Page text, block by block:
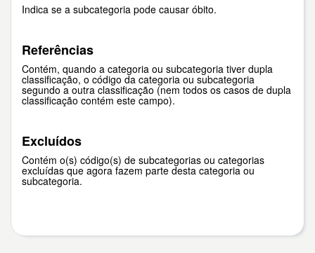
Indica se a subcategoria pode causar óbito.
Referências
Contém, quando a categoria ou subcategoria tiver dupla
classificação, o código da categoria ou subcategoria
segundo a outra classificação (nem todos os casos de dupla
classificação contém este campo).
Excluídos
Contém o(s) código(s) de subcategorias ou categorias
excluídas que agora fazem parte desta categoria ou
subcategoria.